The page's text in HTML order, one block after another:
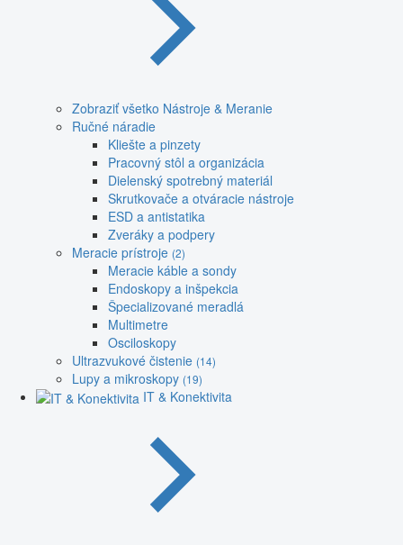
Zobraziť všetko Nástroje & Meranie
Ručné náradie
Kliešte a pinzety
Pracovný stôl a organizácia
Dielenský spotrebný materiál
Skrutkovače a otváracie nástroje
ESD a antistatika
Zveráky a podpery
Meracie prístroje (2)
Meracie káble a sondy
Endoskopy a inšpekcia
Špecializované meradlá
Multimetre
Osciloskopy
Ultrazvukové čistenie (14)
Lupy a mikroskopy (19)
IT & Konektivita